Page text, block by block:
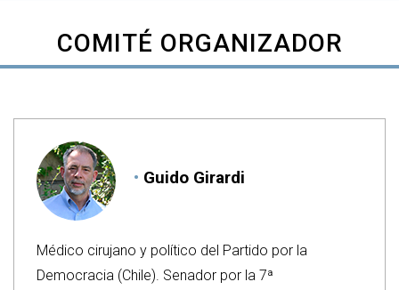
COMITÉ ORGANIZADOR
Guido Girardi
Médico cirujano y político del Partido por la
Democracia (Chile). Senador por la 7ª